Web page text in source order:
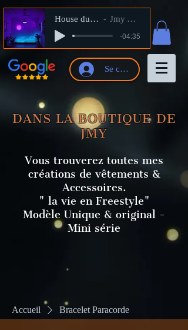
House du Shop Jmy Artiste
-04:35
Se connecter
DANS LA BOUTIQUE DE
JMY
Vous trouverez toutes mes
créations de vêtements &
Accessoires.
" la vie en Freestyle"
Modèle Unique & original -
Mini série
Accueil Bracelet Paracorde